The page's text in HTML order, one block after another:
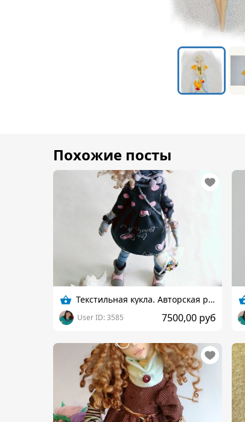
Похожие посты
Текстильная кукла. Авторская работа
User ID: 3585 7500,00 руб